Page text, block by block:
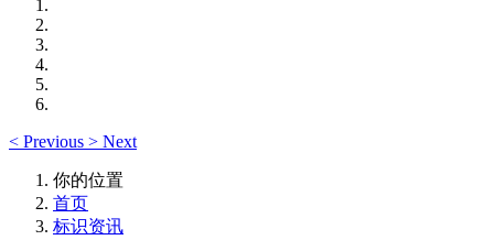
< Previous > Next
你的位置
首页
标识资讯